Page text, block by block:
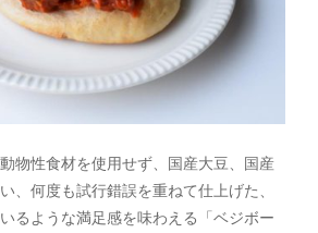
物性食材を使用せず、国産大豆、国産
、何度も試行錯誤を重ねて仕上げた、
るような満足感を味わえる「ベジボー